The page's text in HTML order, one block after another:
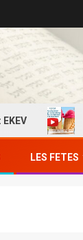
EKEV:
LES FETES